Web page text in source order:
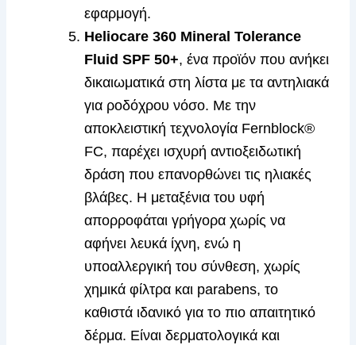
εφαρμογή.
Heliocare 360 Mineral Tolerance
Fluid SPF 50+, ένα προϊόν που ανήκει
δικαιωματικά στη λίστα με τα αντηλιακά
για ροδόχρου νόσο. Με την
αποκλειστική τεχνολογία Fernblock®
FC, παρέχει ισχυρή αντιοξειδωτική
δράση που επανορθώνει τις ηλιακές
βλάβες. Η μεταξένια του υφή
απορροφάται γρήγορα χωρίς να
αφήνει λευκά ίχνη, ενώ η
υποαλλεργική του σύνθεση, χωρίς
χημικά φίλτρα και parabens, το
καθιστά ιδανικό για το πιο απαιτητικό
δέρμα. Είναι δερματολογικά και